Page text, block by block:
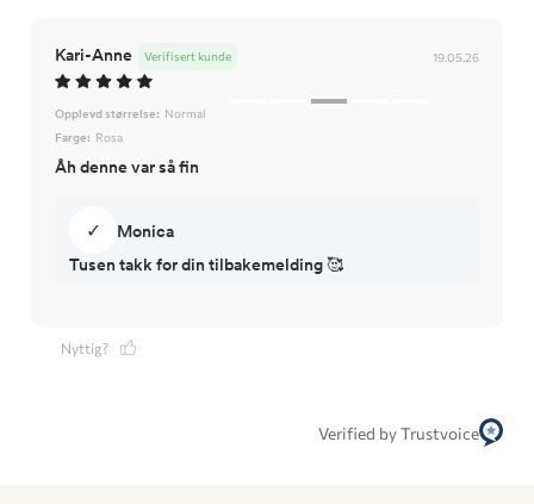
Kari-Anne 19.05.26
Verifisert kunde
Opplevd størrelse: Normal
Farge: Rosa
Åh denne var så fin
✓
Monica
Tusen takk for din tilbakemelding 🥰
Nyttig?
Verified by Trustvoice